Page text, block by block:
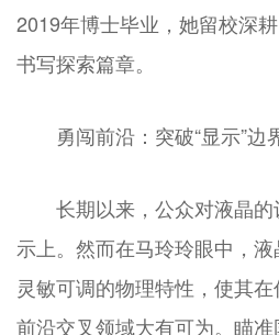
2019年博士毕业，她留校深
书写探索篇章。
勇闯前沿：突破“显示”边
长期以来，公众对液晶
示上。然而在马玲玲眼中，
灵敏可调的物理特性，使其
前沿交叉领域大有可为。瞄